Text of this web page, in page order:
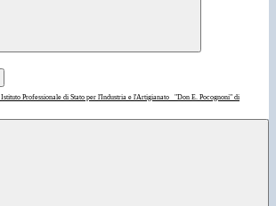
Istituto Professionale di Stato per l'Industria e l'Artigianato
"Don E. Pocognoni" di